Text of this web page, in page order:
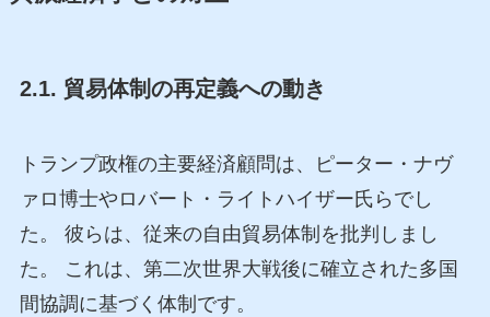
2.1. 貿易体制の再定義への動き
トランプ政権の主要経済顧問は、ピーター・ナヴ
ァロ博士やロバート・ライトハイザー氏らでし
た。 彼らは、従来の自由貿易体制を批判しまし
た。 これは、第二次世界大戦後に確立された多国
間協調に基づく体制です。